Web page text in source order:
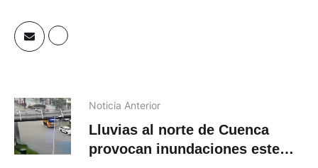
Noticia Anterior
Lluvias al norte de Cuenca
provocan inundaciones este